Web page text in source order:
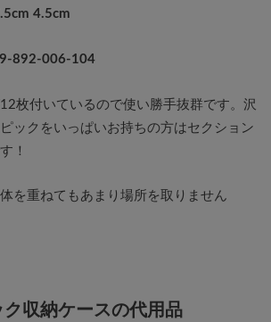
4.5cm
892-006-104
枚付いているので使い勝手抜群です。沢
ックをいっぱいお持ちの方はセクション
！
を重ねてもあまり場所を取りません
ク収納ケースの代用品